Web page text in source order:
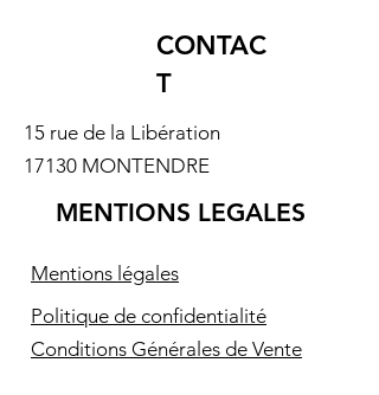
CONTAC
T
15 rue de la Libération
17130 MONTENDRE
MENTIONS LEGALES
Mentions légales
Politique de confidentialité
Conditions Générales de Vente